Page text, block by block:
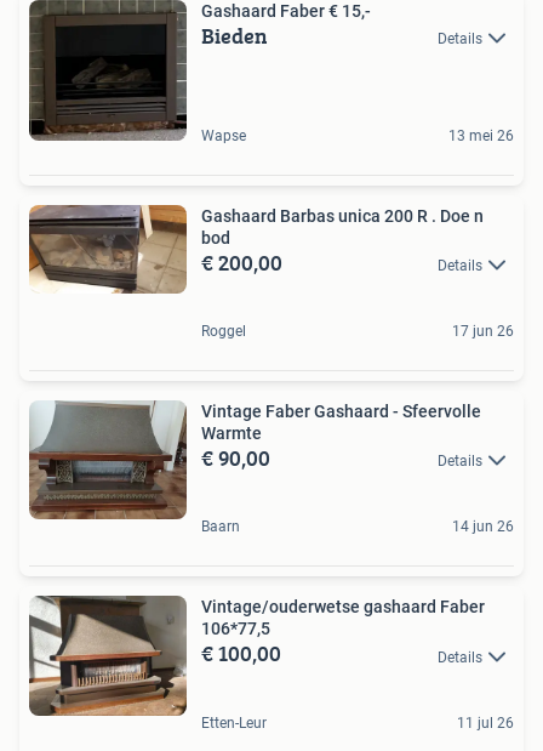
Gashaard Faber € 15,-
Bieden Details
Wapse 13 mei 26
Gashaard Barbas unica 200 R . Doe n
bod
€ 200,00 Details
Roggel 17 jun 26
Vintage Faber Gashaard - Sfeervolle
Warmte
€ 90,00 Details
Baarn 14 jun 26
Vintage/ouderwetse gashaard Faber
106*77,5
€ 100,00 Details
Etten-Leur 11 jul 26